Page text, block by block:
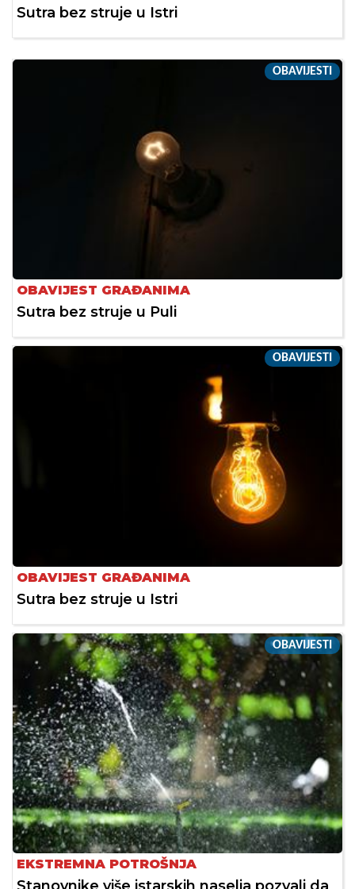
Sutra bez struje u Istri
OBAVIJESTI
OBAVIJEST GRAĐANIMA
Sutra bez struje u Puli
OBAVIJESTI
OBAVIJEST GRAĐANIMA
Sutra bez struje u Istri
OBAVIJESTI
EKSTREMNA POTROŠNJA